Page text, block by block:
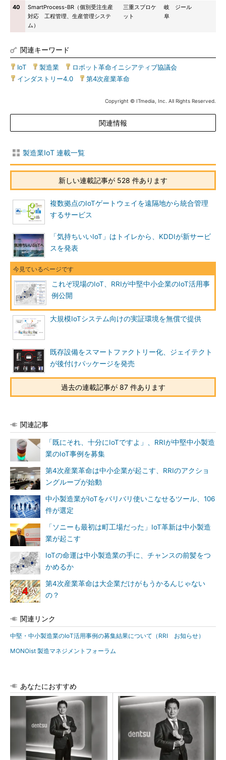
40
SmartProcess-BR（個別受注生産
対応 工程管理、生産管理システ
ム）
三重スプロケ
ット
岐
阜
ジール
関連キーワード
IoT 製造業 ロボット革命イニシアティブ協議会
インダストリー4.0
第4次産業革命
Copyright © ITmedia, Inc. All Rights Reserved.
関連情報
製造業IoT 連載一覧
新しい連載記事が 528 件あります
複数拠点のIoTゲートウェイを遠隔地から統合管理
するサービス
「気持ちいいIoT」はトイレから、KDDIが新サービ
スを発表
これぞ現場のIoT、RRIが中堅中小企業のIoT活用事
例公開
大規模IoTシステム向けの実証環境を無償で提供
既存設備をスマートファクトリー化、ジェイテクト
が後付けパッケージを発売
過去の連載記事が 87 件あります
関連記事
「既にそれ、十分にIoTですよ」、RRIが中堅中小製造
業のIoT事例を募集
第4次産業革命は中小企業が起こす、RRIのアクショ
ングループが始動
中小製造業がIoTをバリバリ使いこなせるツール、106
件が選定
「ソニーも最初は町工場だった」IoT革新は中小製造
業が起こす
IoTの命運は中小製造業の手に、チャンスの前髪をつ
かめるか
第4次産業革命は大企業だけがもうかるんじゃない
の？
関連リンク
中堅・中小製造業のIoT活用事例の募集結果について（RRI お知らせ）
MONOist 製造マネジメントフォーラム
あなたにおすすめ